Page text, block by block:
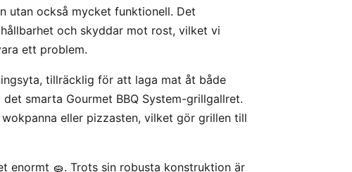
utan också mycket funktionell. Det
och skyddar mot rost, vilket vi
ett problem.
tillräcklig för att laga mat åt både
smarta Gourmet BBQ System-grillgallret.
eller pizzasten, vilket gör grillen till
enormt 🧽. Trots sin robusta konstruktion är